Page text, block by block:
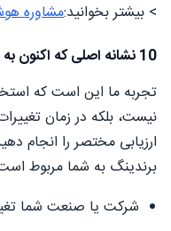
> بیشتر بخوانید:مشاوره
10 نشانه اصلی که اکنون به مشاوره برندینگ نیاز دارید
تجربه ما این است که
نیست، بلکه در زمان
ارزیابی مختصر را انجام
برندینگ به شما مربوط
شرکت یا صنعت شما